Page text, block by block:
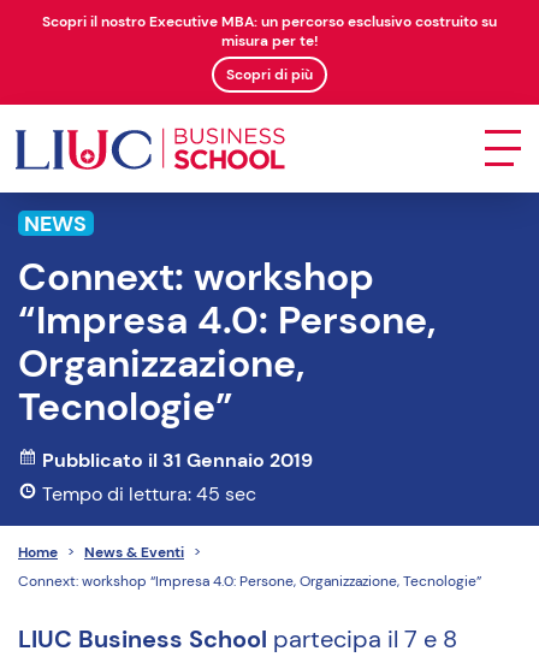
Scopri il nostro Executive MBA: un percorso esclusivo costruito su
misura per te!
Scopri di più
NEWS
Connext: workshop
“Impresa 4.0: Persone,
Organizzazione,
Tecnologie”
Pubblicato il 31 Gennaio 2019
Tempo di lettura: 45 sec
Home > News & Eventi >
Connext: workshop “Impresa 4.0: Persone, Organizzazione, Tecnologie”
LIUC Business School partecipa il 7 e 8